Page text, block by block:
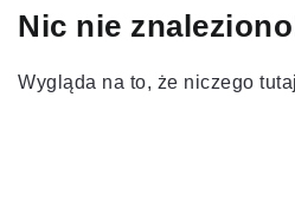
Nic nie
Wygląda na to, że niczego